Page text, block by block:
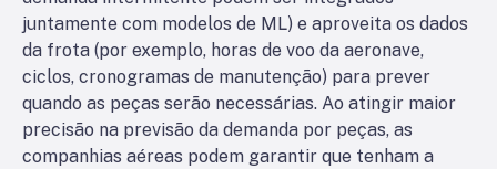
juntamente com modelos de ML) e aproveita os dados
da frota (por exemplo, horas de voo da aeronave,
ciclos, cronogramas de manutenção) para prever
quando as peças serão necessárias. Ao atingir maior
precisão na previsão da demanda por peças, as
companhias aéreas podem garantir que tenham a